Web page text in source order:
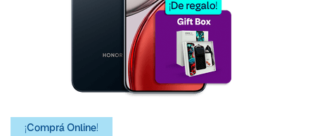
¡Comprá Online!